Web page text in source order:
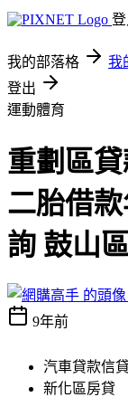
登
我的部落格 我
登出
運動體育
重劃區
二胎借
詢 鼓山
9年前
汽車貸款信
新化區房貸